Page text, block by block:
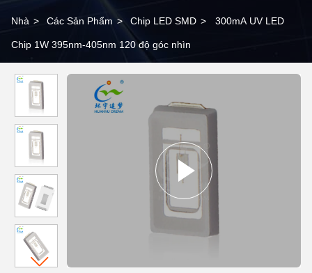
Nhà > Các Sản Phẩm > Chip LED SMD > 300mA UV LED
Chip 1W 395nm-405nm 120 độ góc nhìn